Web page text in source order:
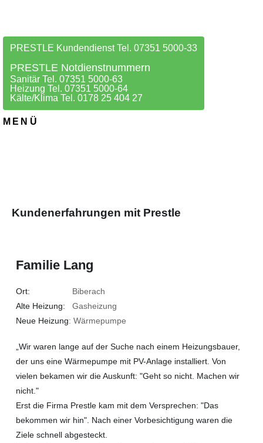
PRESTLE Kundendienst Tel. 07351 5000-33
PRESTLE Notdienstnummern
Sanitär Tel. 07351 5000-63
Heizung Tel. 07351 5000-64
Kälte/Klima Tel. 0178 25 404 27
MENÜ
Kundenerfahrungen mit Prestle
Familie Lang
Ort: Biberach
Alte Heizung: Gasheizung
Neue Heizung: Wärmepumpe
„Wir waren lange auf der Suche nach einem Heizungsbauer,
der uns eine Wärmepumpe mit PV-Anlage installiert. Von
vielen bekamen wir die Auskunft: "Geht so nicht. Machen wir
nicht."
Erst die Firma Prestle kam mit dem Versprechen: "Das
bekommen wir hin". Nach einer Vorbesichtigung waren die
Ziele schnell abgesteckt.